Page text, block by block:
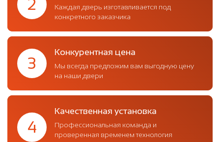
2
Каждая дверь изготавливается под
конкретного заказчика
3
Конкурентная цена
Мы всегда предложим вам выгодную цену
на наши двери
4
Качественная установка
Профессиональная команда и
проверенная временем технология